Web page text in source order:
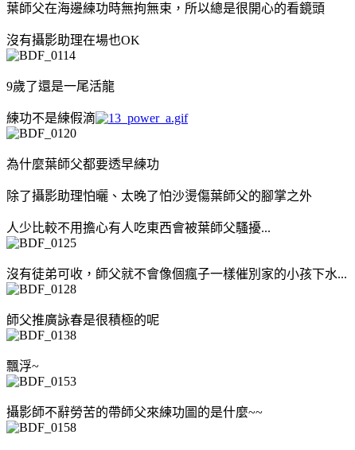
葉師父在海邊練功時無拘無束，所以總是很開心的看鏡頭
沒有攝影助理在場也OK
9歲了還是一尾活龍
練功不是練假滴
為什麼葉師父都要透早練功
除了攝影助理怕曬、太晚了怕沙燙傷葉師父的腳掌之外
人少比較不用擔心有人吃東西會被葉師父騷擾...
沒有徒弟可收，師父就不會像個瘋子一樣催別家的小孩下水...
師父推廣詠春是很積極的呢
飄浮~
攝影師不辭勞苦的帶師父來練功圖的是什麼~~